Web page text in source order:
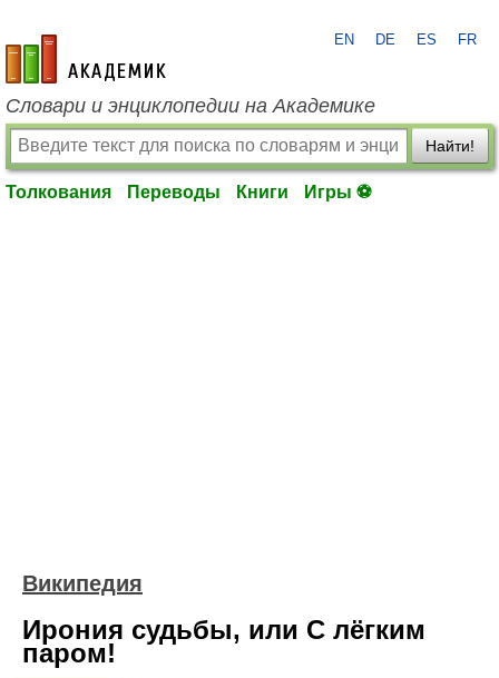
academic.ru
EN DE ES FR
Словари и энциклопедии на Академике
Найти!
Толкования Переводы Книги Игры ⚽
Википедия
Ирония судьбы, или С лёгким
паром!